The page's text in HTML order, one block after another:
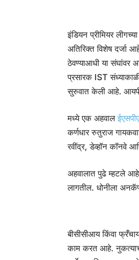
इंडियन प्रीमियर
अतिरिक्त विशेष दर्जा
ठेवण्याआधी या संघांवर
प्रसारक IST
सुरुवात केली आहे.
मध्ये एक अहवाल
कर्णधार रुतुराज
रवींद्र, डेव्हॉन कॉनवे
अहवालात पुढे म्हटले आहे
लागतील. धोनीला
बीसीसीआय किंवा
काम करत आहे. नुकत्याच